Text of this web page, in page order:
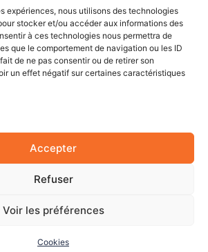
expériences, nous utilisons des technologies
stocker et/ou accéder aux informations des
à ces technologies nous permettra de
que le comportement de navigation ou les ID
de ne pas consentir ou de retirer son
un effet négatif sur certaines caractéristiques
Accepter
Refuser
Voir les préférences
Cookies
Les Pièces Auto Pro. Tous droits réservés